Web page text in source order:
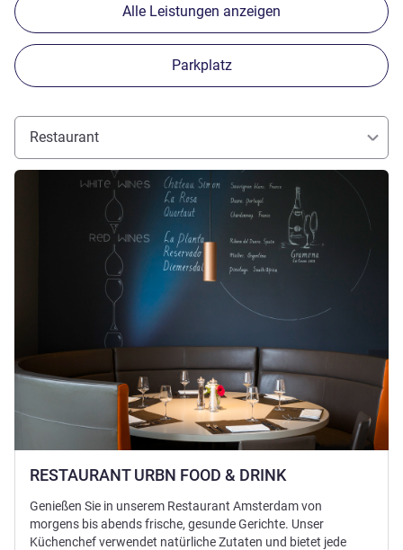
Alle Leistungen anzeigen
Parkplatz
Restaurant
RESTAURANT URBN FOOD & DRINK
Details ansehen
Genießen Sie in unserem Restaurant Amsterdam von
morgens bis abends frische, gesunde Gerichte. Unser
Küchenchef verwendet natürliche Zutaten und bietet jede